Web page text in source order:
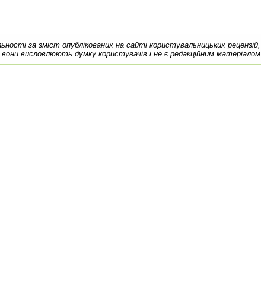
за зміст опублікованих на сайті користувальницьких рецензій,
вони висловлюють думку користувачів і не є редакційним матеріалом